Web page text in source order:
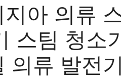
아 의류
스팀 청소
의류 발전